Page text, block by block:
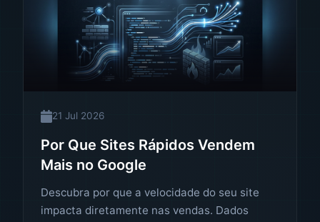
21 Jul 2026
Por Que Sites Rápidos Vendem
Mais no Google
Descubra por que a velocidade do seu site
impacta diretamente nas vendas. Dados